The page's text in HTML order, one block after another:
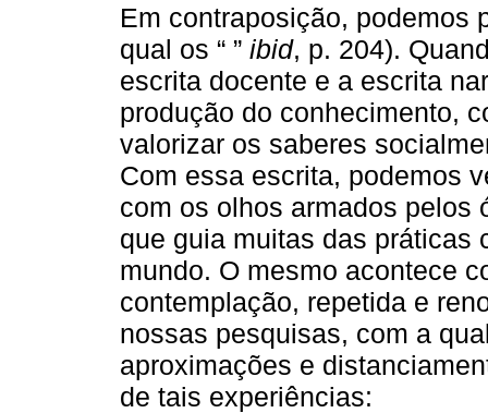
Em contraposição, podemos
qual os “ ” ibid, p. 204).
escrita docente e a escrita
produção do conhecimento,
valorizar os saberes
Com essa escrita, podemos
com os olhos armados pelos
que guia muitas das práticas
mundo. O mesmo acontece
contemplação, repetida e
nossas pesquisas, com a
aproximações e
de tais experiências: